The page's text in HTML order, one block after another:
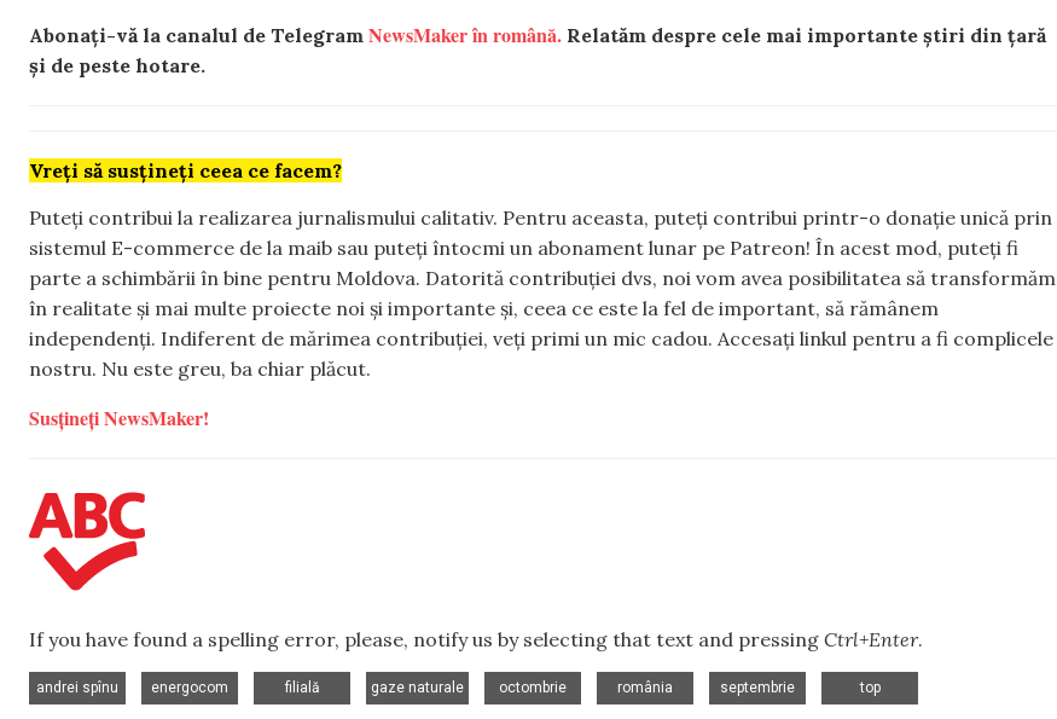
Abonați-vă la canalul de Telegram NewsMaker în română. Relatăm despre cele mai importante știri din țară
și de peste hotare.
Vreți să susțineți ceea ce facem?
Puteți contribui la realizarea jurnalismului calitativ. Pentru aceasta, puteți contribui printr-o donație unică prin
sistemul E-commerce de la maib sau puteți întocmi un abonament lunar pe Patreon! În acest mod, puteți fi
parte a schimbării în bine pentru Moldova. Datorită contribuției dvs, noi vom avea posibilitatea să transformăm
în realitate și mai multe proiecte noi și importante și, ceea ce este la fel de important, să rămânem
independenți. Indiferent de mărimea contribuției, veți primi un mic cadou. Accesați linkul pentru a fi complicele
nostru. Nu este greu, ba chiar plăcut.
Susțineți NewsMaker!
If you have found a spelling error, please, notify us by selecting that text and pressing Ctrl+Enter.
andrei spînu
energocom
filială
gaze naturale
octombrie
românia
septembrie
top